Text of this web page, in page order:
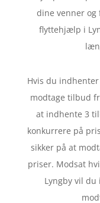
dine venner
flyttehjælp i
Hvis du
modtage tilbud
at indhente 3
konkurrere på
sikker på at
priser. Modsat
Lyngby vil du